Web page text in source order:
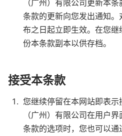
（广州）有限公司更新本
条款的更新向您发出通知
布之日起立即生效。在您
份本条款副本以供存档。
接受本条款
您继续停留在本网站即表
（广州）有限公司在用户
条款的选项时，您也可以